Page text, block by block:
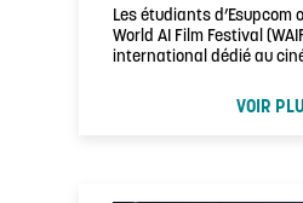
Les étudiants d’Esupcom
World AI Film Festival
international dédié au
VOIR